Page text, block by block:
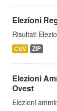
Elezioni
Risultati
CSV ZIP
Elezioni
Ovest
Elezioni